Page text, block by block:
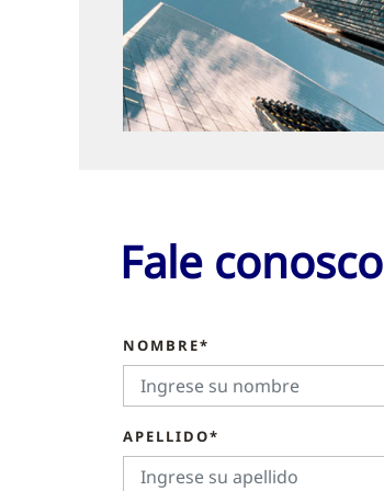
Fale conosco
NOMBRE*
APELLIDO*